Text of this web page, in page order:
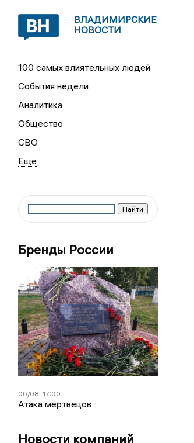
ВЛАДИМИРСКИЕ
НОВОСТИ
100 самых влиятельных людей
События недели
Аналитика
Общество
СВО
Бренды России
06/08 17:00
Атака мертвецов
Новости компаний